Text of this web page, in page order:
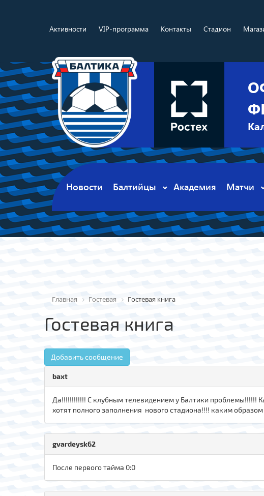
Активности VIP-программа Контакты Стадион
Новости Балтийцы Академия Матчи
Главная Гостевая Гостевая книга
Гостевая книга
Добавить сообщение
baxt
Да!!!!!!!!!!!! С клубным телевидением у Балтики проблемы!!!!!!
хотят полного заполнения нового стадиона!!!! каким
gvardeysk62
После первого тайма 0:0